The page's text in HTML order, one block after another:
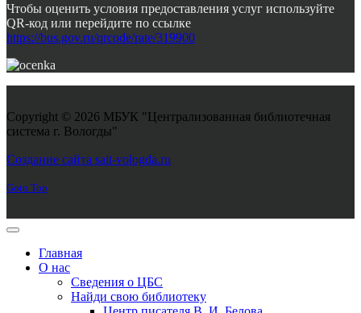
Чтобы оценить условия предоставления услуг используйте
QR-код или перейдите по ссылке
https://bus.gov.ru/qrcode/rate/319900
Copyright © 2026 МБУК "Централизованная библиотечная
система г. Вологды"
Создание сайта sait-vologda.ru
Goto Top
Главная
О нас
Сведения о ЦБС
Найди свою библиотеку